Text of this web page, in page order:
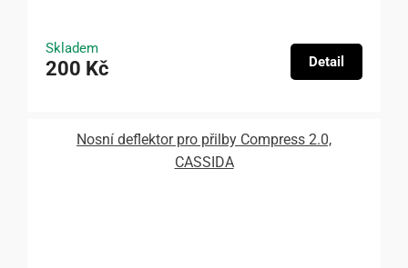
Skladem
200 Kč Detail
Nosní deflektor pro přilby Compress 2.0,
CASSIDA